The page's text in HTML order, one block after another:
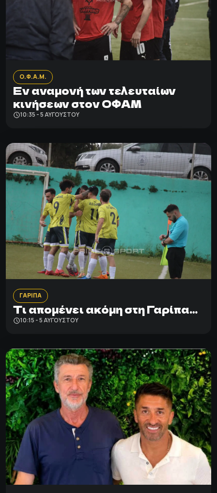
Ο.Φ.Α.Μ.
Εν αναμονή των τελευταίων
κινήσεων στον ΟΦΑΜ
10:35 - 5 ΑΥΓΟΎΣΤΟΥ
ΓΑΡΙΠΑ
Τι απομένει ακόμη στη Γαρίπα…
10:15 - 5 ΑΥΓΟΎΣΤΟΥ